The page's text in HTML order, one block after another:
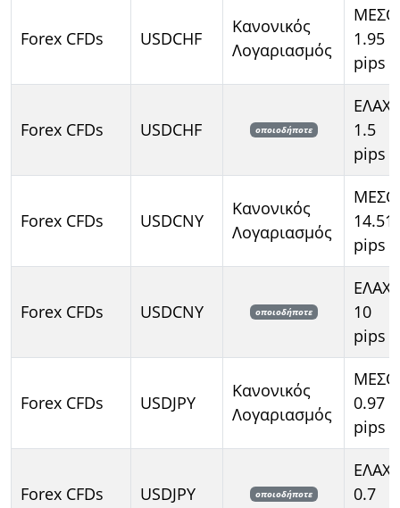
Forex CFDs USDCHF
Κανονικός
Λογαριασμός
1.95
pips
Forex CFDs USDCHF οποιοδήποτε
ΕΛΑΧ
1.5
pips
Forex CFDs USDCNY
Κανονικός
Λογαριασμός
14.51
pips
Forex CFDs USDCNY οποιοδήποτε
ΕΛΑΧ
10
pips
Forex CFDs USDJPY
Κανονικός
Λογαριασμός
0.97
pips
Forex CFDs USDJPY οποιοδήποτε
ΕΛΑΧ
0.7